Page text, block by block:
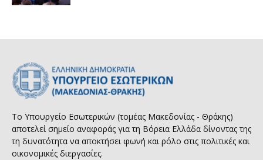
Το Υπουργείο Εσωτερικών (τομέας Μακεδονίας - Θράκης)
αποτελεί σημείο αναφοράς για τη Βόρεια Ελλάδα δίνοντας της
τη δυνατότητα να αποκτήσει φωνή και ρόλο στις πολιτικές και
οικονομικές διεργασίες.